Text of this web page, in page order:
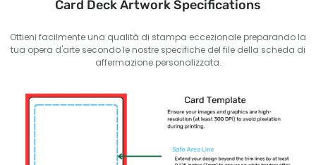
Card Deck Artwork Specifications
Ottieni facilmente una qualità di stampa eccezionale preparando la
tua opera d'arte secondo le nostre specifiche del file della scheda di
affermazione personalizzata.